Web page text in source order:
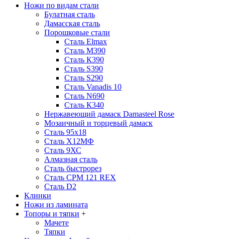
Ножи по видам стали
Булатная сталь
Дамасская сталь
Порошковые стали
Сталь Elmax
Сталь М390
Сталь К390
Сталь S390
Сталь S290
Сталь Vanadis 10
Сталь N690
Сталь К340
Нержавеющий дамаск Damasteel Rose
Мозаичный и торцевый дамаск
Сталь 95х18
Сталь Х12МФ
Сталь 9ХС
Алмазная сталь
Сталь быстрорез
Сталь CPM 121 REX
Сталь D2
Клинки
Ножи из ламината
Топоры и тяпки +
Мачете
Тяпки